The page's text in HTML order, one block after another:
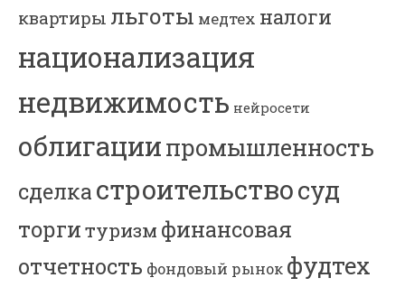
квартиры льготы медтех налоги
национализация
недвижимость нейросети
облигациипромышленность
сделкастроительствосуд
торгитуризм финансовая
отчетность фондовый рынок фудтех